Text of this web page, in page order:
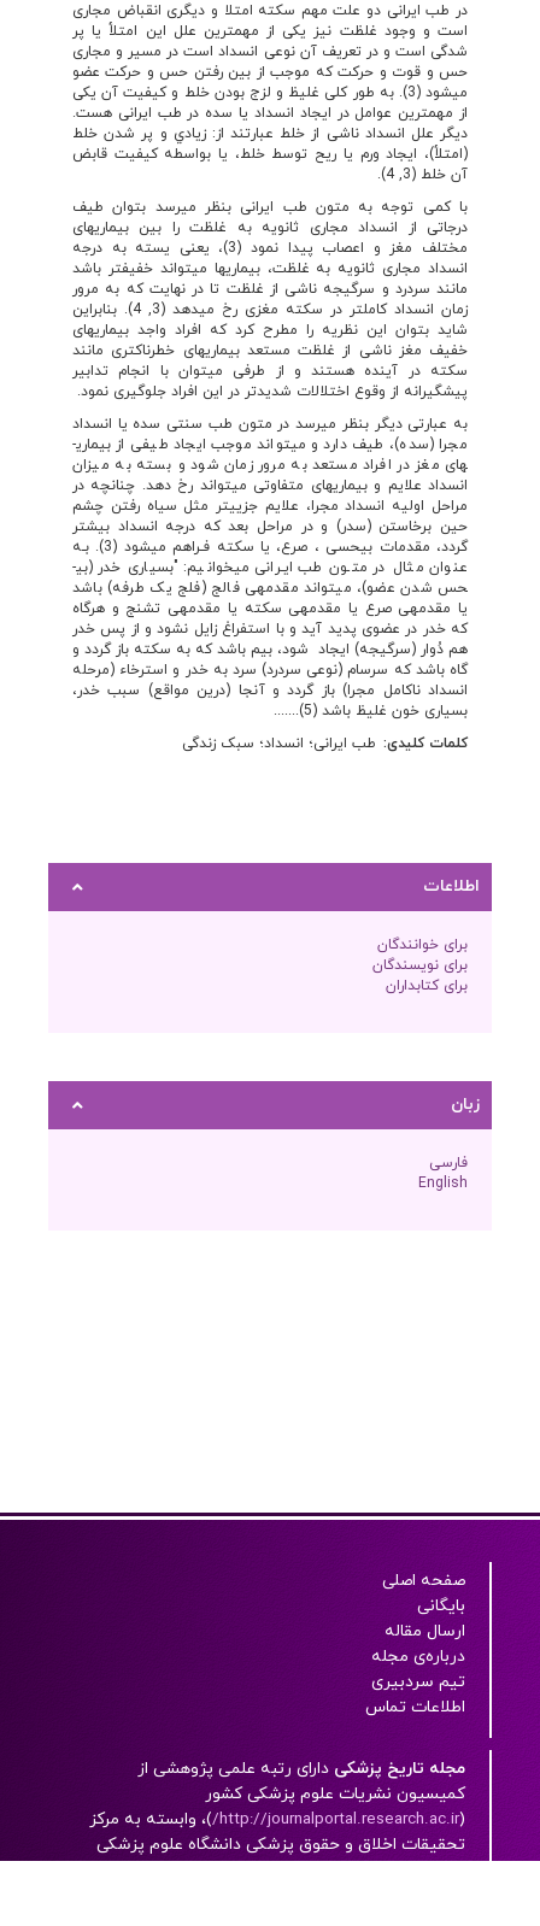
در طب ایرانی دو علت مهم سکته امتلا و دیگری انقباض مجاری
است و وجود غلظت نیز یکی از مهمترین علل این امتلأ یا پر
شدگی است و در تعریف آن نوعی انسداد است در مسیر و مجاری
حس و قوت و حرکت که موجب از بین رفتن حس و حرکت عضو
می­شود (3). به طور کلی غلیظ و لزج بودن خلط و کیفیت آن یکی
از مهم‏ترین عوامل در ایجاد انسداد یا سده در طب ایرانی هست.
دیگر علل انسداد ناشی از خلط عبارتند از: زيادي و پر شدن خلط
(امتلأ)، ايجاد ورم يا ريح توسط خلط، یا بواسطه كيفيت قابض
آن خلط (3, 4).
با کمی توجه به متون طب ایرانی بنظر می­رسد بتوان طیف
درجاتی از انسداد مجاری ثانویه به غلظت را بین بیماری­های
مختلف مغز و اعصاب پیدا نمود (3)، یعنی یسته به درجه
انسداد مجاری ثانویه به غلظت، بیماری­ها می­تواند خفیف­تر باشد
مانند سردرد و سرگیجه ناشی از غلظت تا در نهایت که به مرور
زمان انسداد کامل­تر در سکته مغزی رخ می­دهد (3, 4). بنابراین
شاید بتوان این نظریه را مطرح کرد که افراد واجد بیماری­های
خفیف مغز ناشی از غلظت مستعد بیماری­های خطرناک­تری مانند
سکته در آینده هستند و از طرفی می­توان با انجام تدابیر
پیشگیرانه از وقوع اختلالات شدیدتر در این افراد جلوگیری نمود.
به عبارتی دیگر بنظر می­رسد در متون طب سنتی سده یا انسداد
مجرا (سده)، طیف دارد و می­تواند موجب ایجاد طیفی از بیماری­
های مغز در افراد مستعد به مرور زمان شود و بسته به میزان
انسداد علایم و بیماری­های متفاوتی می‏تواند رخ دهد. چنانچه در
مراحل اولیه انسداد مجرا، علایم جزیی‏تر مثل سیاه رفتن چشم
حین برخاستن (سدر) و در مراحل بعد که درجه انسداد بیشتر
گردد، مقدمات بی­حسی ، صرع، یا سکته فـراهم می‏شود (3). بـه
عنوان مثال در متـون طب ایـرانی می­خوانیم: "بسيارى خدر (بی­
حس شدن عضو)، می­تواند مقدمه‏ى فالج (فلج یک طرفه) باشد
يا مقدمه‏ى صرع يا مقدمه‏ى سكته‏ يا مقدمه‏ى تشنج و هرگاه
كه خدر در عضوى پديد آيد و با استفراغ زايل نشود و از پس خدر
هم دُوار (سرگیجه) ایجاد شود، بيم باشد كه به سكته‏ باز گردد و
گاه باشد كه سرسام (نوعی سردرد) سرد به خدر و استرخاء (مرحله
انسداد ناکامل مجرا) باز گردد و آنجا (درین مواقع) سبب خدر،
بسيارى خون غليظ باشد (5).......
کلمات کلیدی: طب ایرانی؛ انسداد؛ سبک زندگی
اطلاعات
برای خوانندگان
برای نویسندگان
برای کتابداران
زبان
فارسی
English
صفحه اصلی
بایگانی
ارسال مقاله
درباره‌ی مجله
تیم سردبیری
اطلاعات تماس
مجله تاریخ پزشکی دارای رتبه علمی پژوهشی از
کميسيون نشريات علوم پزشکی کشور
(
http://journalportal.research.ac.ir/ )، وابسته به مرکز
تحقيقات اخلاق و حقوق پزشکی دانشگاه علوم پزشکی